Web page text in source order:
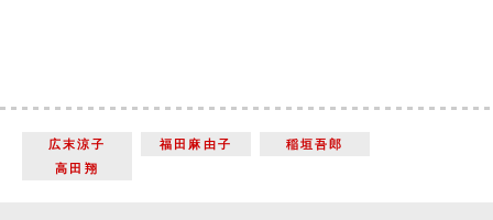
広末涼子 福田麻由子
稲垣吾郎
高田翔